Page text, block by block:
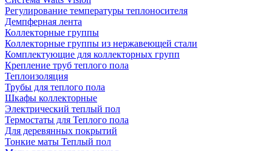
Регулирование температуры теплоносителя
Демпферная лента
Коллекторные группы
Коллекторные группы из нержавеющей стали
Комплектующие для коллекторных групп
Крепление труб теплого пола
Теплоизоляция
Трубы для теплого пола
Шкафы коллекторные
Электрический теплый пол
Термостаты для Теплого пола
Для деревянных покрытий
Тонкие маты Теплый пол